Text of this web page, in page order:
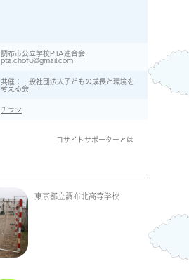
調布市公立学校PTA連合会
pta.chofu@gmail.com
共催：一般社団法人子どもの成長と環境を
考える会
チラシ
コサイトサポーターとは
東京都立調布北高等学校